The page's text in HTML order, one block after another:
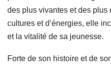
des plus vivantes et des plus
cultures et d’énergies, elle
et la vitalité de sa jeunesse.
Forte de son histoire et de